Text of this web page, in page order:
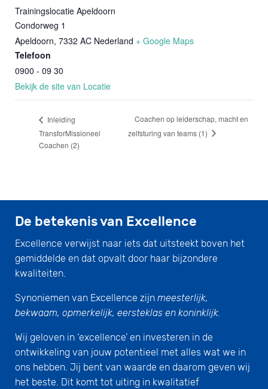
Trainingslocatie Apeldoorn
Condorweg 1
Apeldoorn, 7332 AC Nederland + Google Maps
Telefoon
0900 - 09 30
Bekijk de site van Locatie
Inleiding
TransforMissioneel
Coachen (2)
Coachen op leiderschap, macht en
zelfsturing van teams (1)
De betekenis van Excellence
Excellence verwijst naar iets dat uitsteekt boven het
gemiddelde en dat opvalt door haar bijzondere
kwaliteiten.
Synoniemen van Excellence zijn meesterlijk,
bekwaam, opmerkelijk, eersteklas en koninklijk.
Wij geloven in ‘excellence’ en investeren in de
ontwikkeling van jouw potentieel met alles wat we in
ons hebben. Jij bent van waarde en daarom geven wij
het beste. Dit komt tot uiting in kwalitatief